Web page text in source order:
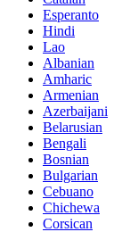
Esperanto
Hindi
Lao
Albanian
Amharic
Armenian
Azerbaijani
Belarusian
Bengali
Bosnian
Bulgarian
Cebuano
Chichewa
Corsican